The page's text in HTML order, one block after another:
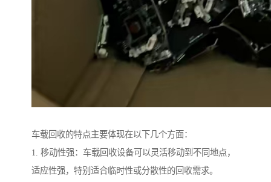
车载回收的特点主要体现在以下几个方面：
1. 移动性强：车载回收设备可以灵活移动到不同地点，
适应性强，特别适合临时性或分散性的回收需求。